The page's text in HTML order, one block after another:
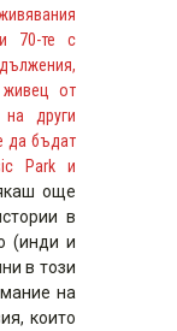
70-те с
живец от
на други
да бъдат
Park и
още
в
(инди и
в този
на
които